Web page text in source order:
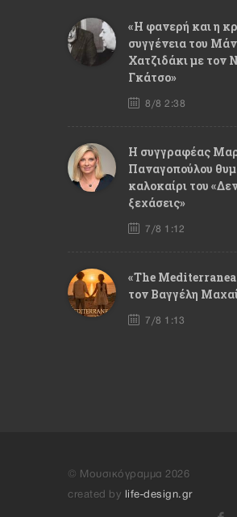
«Η φανερή και η
συγγένεια του
Χατζιδάκι με τον
Γκάτσο»
8/8 2:38
Η συγγραφέας
Παναγοπούλου
καλοκαίρι του
ξεχάσεις»
7/8 1:12
«The
τον Βαγγέλη
7/8 1:13
© Μουσικόγραμμα 2026
created by
life-design.gr